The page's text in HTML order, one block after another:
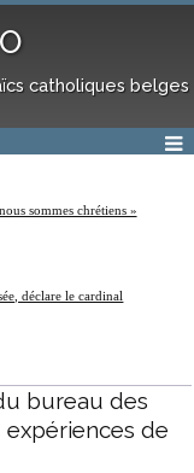
catholiques belges
sommes chrétiens »
déclare le cardinal
bureau des
de